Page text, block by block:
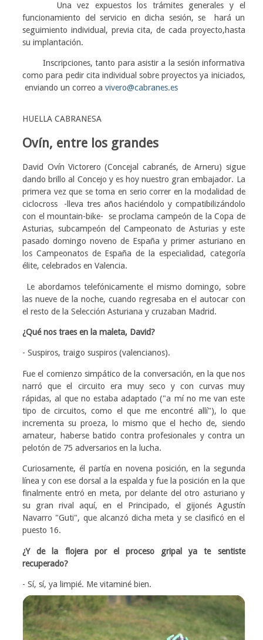
Una vez expuestos los trámites generales y el
funcionamiento del servicio en dicha sesión, se hará un
seguimiento individual, previa cita, de cada proyecto,hasta
su implantación.
Inscripciones, tanto para asistir a la sesión informativa
como para pedir cita individual sobre proyectos ya iniciados,
enviando un correo avivero@cabranes.es
HUELLA CABRANESA
Ovín, entre los grandes
David Ovín Victorero (Concejal cabranés, de Arneru) sigue
dando brillo al Concejo y es hoy nuestro gran embajador. La
primera vez que se toma en serio correr en la modalidad de
ciclocross -lleva tres años haciéndolo y compatibilizándolo
con el mountain-bike- se proclama campeón de la Copa de
Asturias, subcampeón del Campeonato de Asturias y este
pasado domingo noveno de España y primer asturiano en
los Campeonatos de España de la especialidad, categoría
élite, celebrados en Valencia.
Le abordamos telefónicamente el mismo domingo, sobre
las nueve de la noche, cuando regresaba en el autocar con
el resto de la Selección Asturiana y cruzaban Madrid.
¿Qué nos traes en la maleta, David?
- Suspiros, traigo suspiros (valencianos).
Fue el comienzo simpático de la conversación, en la que nos
narró que el circuito era muy seco y con curvas muy
rápidas, al que no estaba adaptado ("a mí no me van este
tipo de circuitos, como el que me encontré allí"), lo que
incrementa su proeza, lo mismo que el hecho de, siendo
amateur, haberse batido contra profesionales y contra un
pelotón de 75 adversarios en la lucha.
Curiosamente, él partía en novena posición, en la segunda
línea y con ese dorsal a la espalda y fue la posición en la que
finalmente entró en meta, por delante del otro asturiano y
su gran rival aquí, en el Principado, el gijonés Agustín
Navarro "Guti", que alcanzó dicha meta y se clasificó en el
puesto 16.
¿Y de la flojera por el proceso gripal ya te sentiste
recuperado?
- Sí, sí, ya limpié. Me vitaminé bien.